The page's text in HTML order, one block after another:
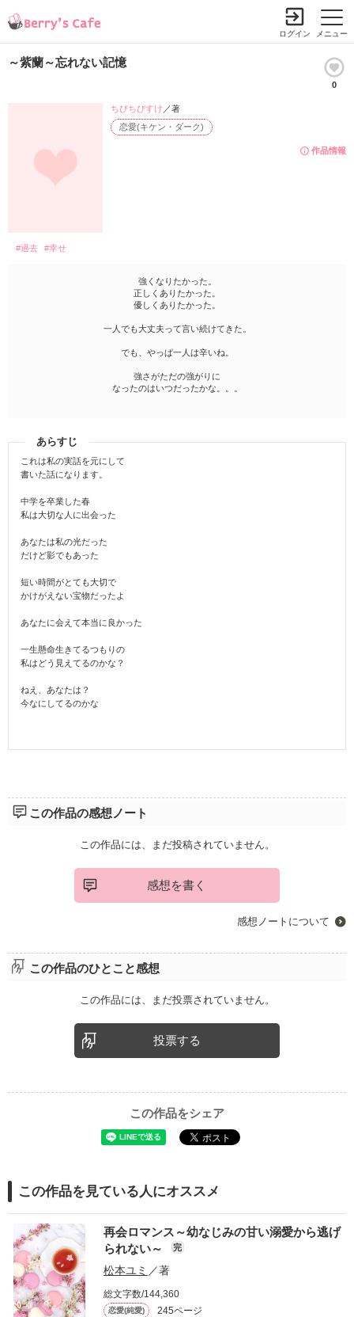
メニュー
ログイン
～紫蘭～忘れない記憶
0
作品情報
恋愛(キケン・ダーク)
ちびちびすけ ／著
#過去 #幸せ
強くなりたかった。
正しくありたかった。
優しくありたかった。
一人でも大丈夫って言い続けてきた。
でも、やっぱ一人は辛いね。
強さがただの強がりに
なったのはいつだったかな。。。
あらすじ
これは私の実話を元にして
書いた話になります。
中学を卒業した春
私は大切な人に出会った
あなたは私の光だった
だけど影でもあった
短い時間がとても大切で
かけがえない宝物だったよ
あなたに会えて本当に良かった
一生懸命生きてるつもりの
私はどう見えてるのかな？
ねえ、あなたは？
今なにしてるのかな
この作品の感想ノート
この作品には、まだ投稿されていません。
感想を書く
感想ノートについて
この作品のひとこと感想
この作品には、まだ投票されていません。
投票する
この作品をシェア
この作品を見ている人にオススメ
再会ロマンス～幼なじみの甘い溺愛から逃げ
られない～
完
松本ユミ ／著
総文字数/144,360
恋愛(純愛) 245ページ